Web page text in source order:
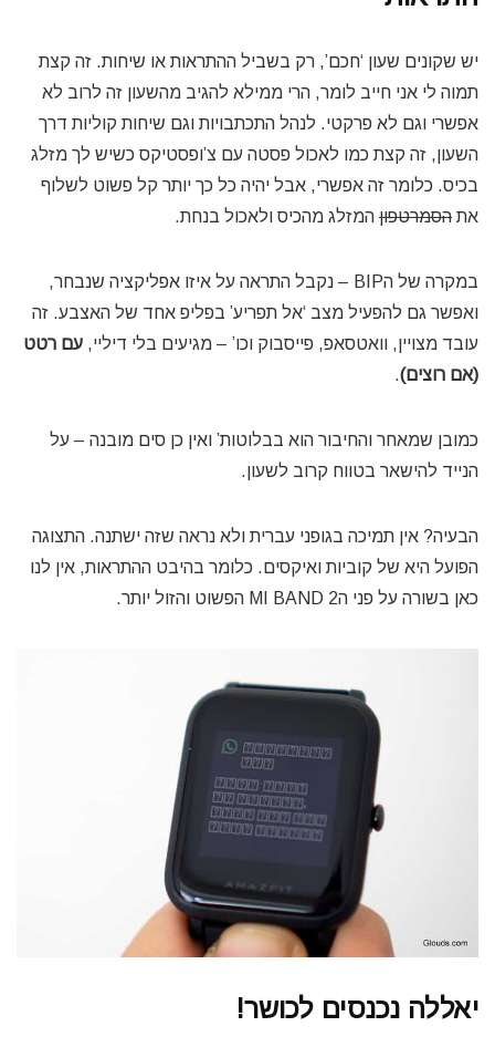
יש שקונים שעון ‘חכם’, רק בשביל ההתראות או שיחות. זה קצת
תמוה לי אני חייב לומר, הרי ממילא להגיב מהשעון זה לרוב לא
אפשרי וגם לא פרקטי. לנהל התכתבויות וגם שיחות קוליות דרך
השעון, זה קצת כמו לאכול פסטה עם צ’ופסטיקס כשיש לך מזלג
בכיס. כלומר זה אפשרי, אבל יהיה כל כך יותר קל פשוט לשלוף
את הסמרטפון המזלג מהכיס ולאכול בנחת.
במקרה של הBIP – נקבל התראה על איזו אפליקציה שנבחר,
ואפשר גם להפעיל מצב ‘אל תפריע’ בפליפ אחד של האצבע. זה
עובד מצויין, וואטסאפ, פייסבוק וכו’ – מגיעים בלי דיליי, עם רטט
(אם רוצים).
כמובן שמאחר והחיבור הוא בבלוטות’ ואין כן סים מובנה – על
הנייד להישאר בטווח קרוב לשעון.
הבעיה? אין תמיכה בגופני עברית ולא נראה שזה ישתנה. התצוגה
הפועל היא של קוביות ואיקסים. כלומר בהיבט ההתראות, אין לנו
כאן בשורה על פני הMI BAND 2 הפשוט והזול יותר.
יאללה נכנסים לכושר!